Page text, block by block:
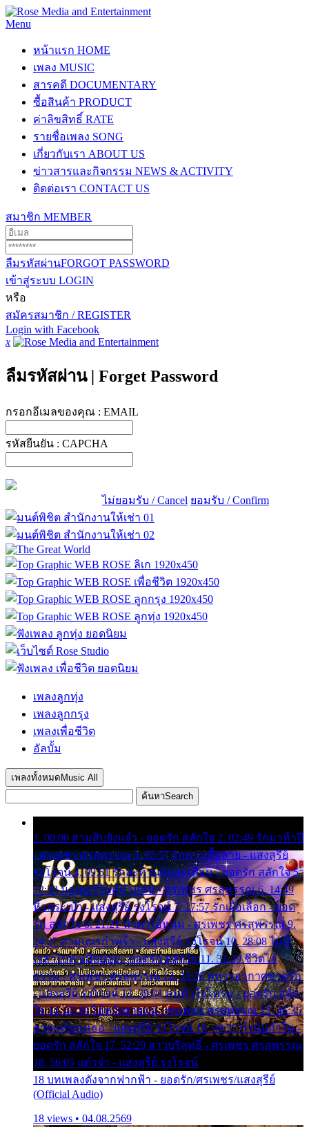
Menu
หน้าแรก HOME
เพลง MUSIC
สารคดี DOCUMENTARY
ซื้อสินค้า PRODUCT
ค่าลิขสิทธิ์ RATE
รายชื่อเพลง SONG
เกี่ยวกับเรา ABOUT US
ข่าวสารและกิจกรรม NEWS & ACTIVITY
ติดต่อเรา CONTACT US
สมาชิก MEMBER
ลืมรหัสผ่านFORGOT PASSWORD
เข้าสู่ระบบ LOGIN
หรือ
สมัครสมาชิก / REGISTER
Login with Facebook
x
ลืมรหัสผ่าน | Forget Password
กรอกอีเมลของคุณ : EMAIL
รหัสยืนยัน : CAPCHA
ไม่ยอมรับ / Cancel ยอมรับ / Confirm
เพลงลูกทุ่ง
เพลงลูกกรุง
เพลงเพื่อชีวิต
อัลบั้ม
เพลงทั้งหมด Music All
ค้นหาSearch
1. 00:00 สามสิบยังแจ๋ว - ยอดรัก สลักใจ 2. 02:49 รักมาห้าปี
- ศรเพชร ศรสุพรรณ 3. 05:57 รักสาวเสื้อลาย - แสงสุรีย์
รุ่งโรจน์ 4. 09:51 รักสะท้านดินสะเทือน - ยอดรัก สลักใจ 5.
12:23 มอเตอร์ไซค์ทำหล่น - ศรเพชร ศรสุพรรณ 6. 14:49
หิ้วกระเป๋า - แสงสุรีย์ รุ่งโรจน์ 7. 17:57 รักเผื่อเลือก - ยอด
รัก สลักใจ 8. 21:21 น้ำตาไอ้หนุ่ม - ศรเพชร ศรสุพรรณ 9.
24:27 สามเณรกำพร้า - แสงสุรีย์ รุ่งโรจน์ 10. 28:08 ไม่มี
เวลาไปหาเมียน้อย - ยอดรัก สลักใจ 11. 31:29 ชีวิตไอ้
ธรรม - ศรเพชร ศรสุพรรณ 12. 35:26 ทหารอากาศขาดรัก
- แสงสุรีย์ รุ่งโรจน์ 13. 39:01 คนหัวใจโทรม - ยอดรัก สลัก
ใจ 14. 42:49 ไอ้หวังตายแน่ - ศรเพชร ศรสุพรรณ 15. 46:35
ธาตุแท้ของเธอ - แสงสุรีย์ รุ่งโรจน์ 16. 49:57 กำนันกำใน -
ยอดรัก สลักใจ 17. 52:29 สาวบริสุทธิ์ - ศรเพชร ศรสุพรรณ
18. 56:05 แต๋วจ๋า - แสงสุรีย์ รุ่งโรจน์
18 บทเพลงดังจากฟากฟ้า - ยอดรัก/ศรเพชร/แสงสุรีย์
(Official Audio)
18 views • 04.08.2569